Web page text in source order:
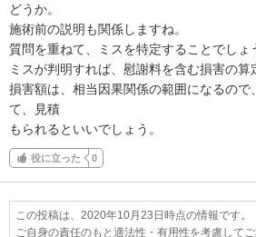
どうか。
施術前の説明も関係しますね。
質問を重ねて、ミスを特定することでしょ
ミスが判明すれば、慰謝料を含む損害の算
損害額は、相当因果関係の範囲になるので
て、見積
もられるといいでしょう。
役に立った 0
この投稿は、2020年10月23日時点の情報です。
ご自身の責任のもと適法性・有用性を考慮して